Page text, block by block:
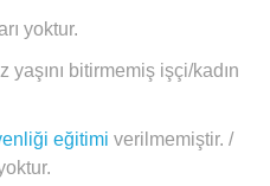
yoktur.
yaşını bitirmemiş işçi/kadın
eğitimi verilmemiştir. /